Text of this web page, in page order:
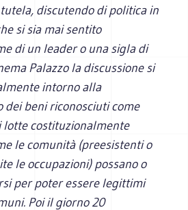
discutendo di politica in
si sia mai sentito
di un leader o una sigla di
Palazzo la discussione si
intorno alla
dei beni riconosciuti come
lotte costituzionalmente
le comunità (preesistenti o
le occupazioni) possano o
per poter essere legittimi
Poi il giorno 20